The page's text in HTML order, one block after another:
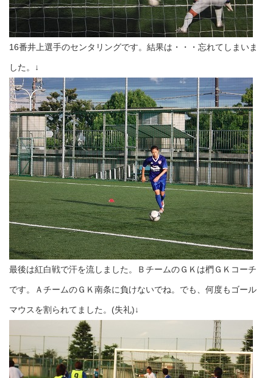
16番井上選手のセンタリングです。結果は・・・忘れてしまいま
した。↓
最後は紅白戦で汗を流しました。ＢチームのＧＫは椚ＧＫコーチ
です。ＡチームのＧＫ南条に負けないでね。でも、何度もゴール
マウスを割られてました。(失礼)↓